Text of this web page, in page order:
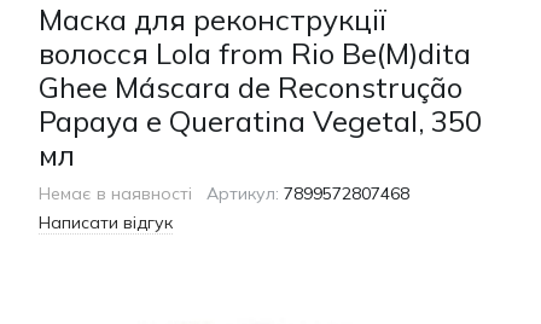
Маска для реконструкції
волосся Lola from Rio Be(M)dita
Ghee Máscara de Reconstrução
Papaya e Queratina Vegetal, 350
мл
Немає в наявності Артикул: 7899572807468
Написати відгук